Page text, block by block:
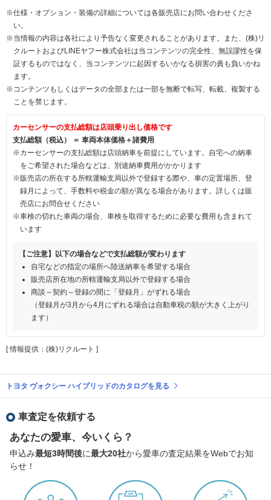
※仕様・オプション・装備の詳細については各販売店にお問い合わせくださ
い。
※当情報の内容は各社により予告なく変更されることがあります。また、(株)リ
クルートおよびLINEヤフー株式会社は当コンテンツの完全性、無誤謬性を保
証するものではなく、当コンテンツに起因するいかなる損害の責も負いかね
ます。
※コンテンツもしくはデータの全部または一部を無断で転写、転載、複製する
ことを禁じます。
カーセンサーの支払総額は店頭乗り出し価格です
支払総額（税込） ＝ 車両本体価格＋諸費用
※カーセンサーの支払総額は店頭納車を前提にしています。自宅への納車
をご希望された場合などは、別途納車費用がかかります
※販売店の所在する所轄運輸支局以外で登録する際や、車の定置場所、登
録月によって、手数料や税金の額が異なる場合があります。詳しくは販
売店にお問合せください
※車検の切れた車両の場合、車検を取得するために必要な費用も含まれて
います
【ご注意】以下の場合などで支払総額が変わります
自宅などの指定の場所へ陸送納車を希望する場合
販売店所在地の所轄運輸支局以外で登録する場合
商談～契約～登録の間に「登録月」がずれる場合
（登録月が3月から4月にずれる場合は自動車税の額が大きく上がり
ます）
[ 情報提供：(株)リクルート ]
トヨタ ヴォクシー ハイブリッドのカタログを見る
車査定を依頼する
あなたの愛車、今いくら？
申込み最短3時間後に最大20社から愛車の査定結果をWebでお知
らせ！